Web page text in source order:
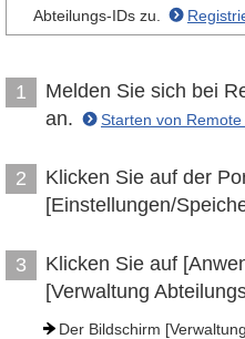
Abteilungs-IDs zu.
1
Melden Sie sich bei
an.
Starten von Remote
2
Klicken Sie auf der
[Einstellungen/
3
Klicken Sie auf
[Verwaltung
Der Bildschirm